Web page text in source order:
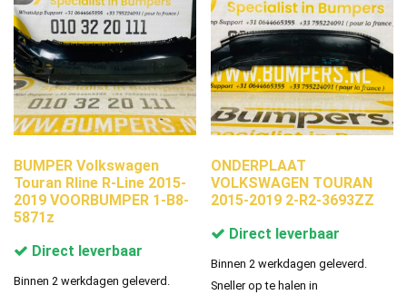
BUMPER Volkswagen
Touran Rline R-Line 2015-
2019 VOORBUMPER 1-B8-
5871z
Direct leverbaar
Binnen 2 werkdagen geleverd.
ONDERPLAAT
VOLKSWAGEN TOURAN
2015-2019 2-R2-3693ZZ
Direct leverbaar
Binnen 2 werkdagen geleverd.
Sneller op te halen in